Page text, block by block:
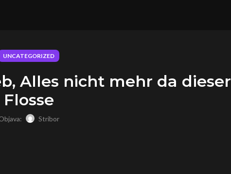
UNCATEGORIZED
Alles nicht mehr da dieser
Flosse
Stribor